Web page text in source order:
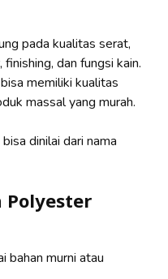
pada kualitas serat,
dan fungsi kain.
memiliki kualitas
massal yang murah.
dinilai dari nama
Polyester
bahan murni atau